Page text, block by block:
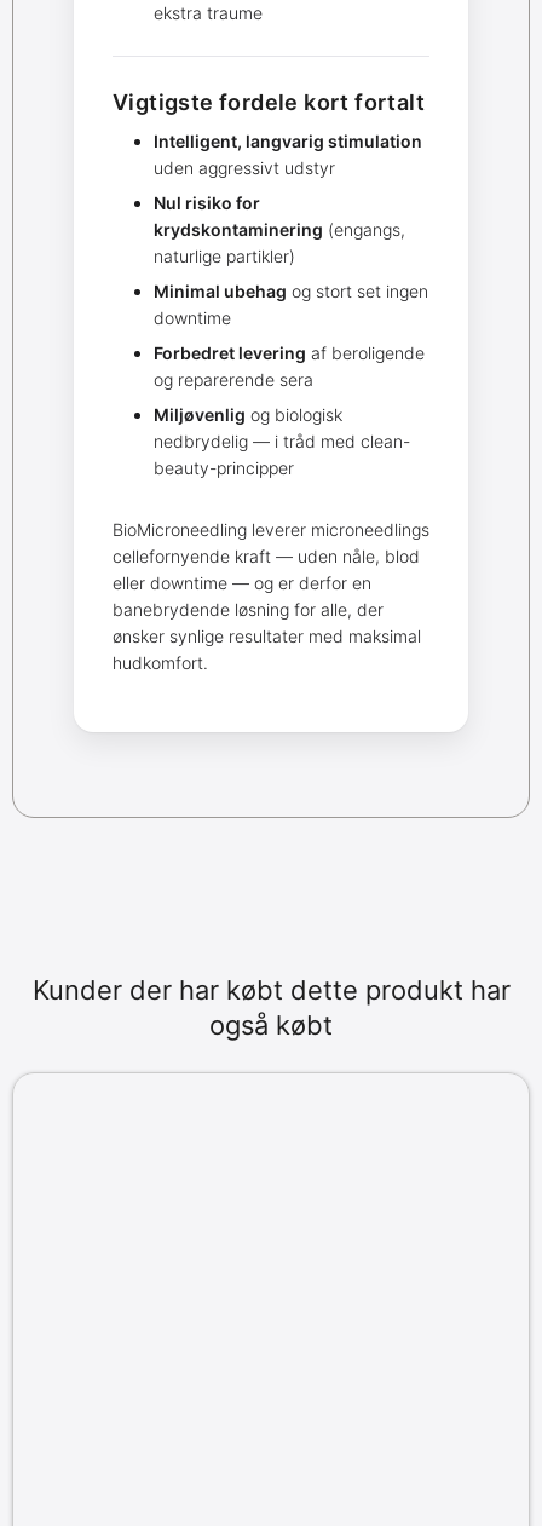
ekstra traume
Vigtigste fordele kort fortalt
Intelligent, langvarig stimulation
uden aggressivt udstyr
Nul risiko for
krydskontaminering (engangs,
naturlige partikler)
Minimal ubehag og stort set ingen
downtime
Forbedret levering af beroligende
og reparerende sera
Miljøvenlig og biologisk
nedbrydelig — i tråd med clean-
beauty-principper
BioMicroneedling leverer microneedlings
cellefornyende kraft — uden nåle, blod
eller downtime — og er derfor en
banebrydende løsning for alle, der
ønsker synlige resultater med maksimal
hudkomfort.
Kunder der har købt dette produkt har
også købt